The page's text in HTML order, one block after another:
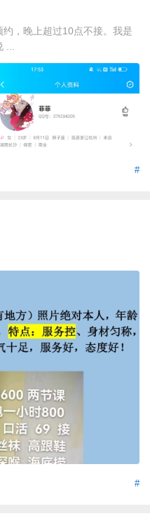
，晚上超过10点不接。我是
#
#